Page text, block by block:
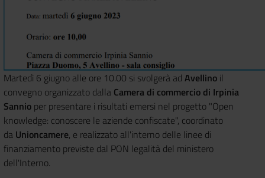
Martedì 6 giugno alle ore 10.00 si svolgerà ad Avellino il
convegno organizzato dalla Camera di commercio di Irpinia
Sannio per presentare i risultati emersi nel progetto "Open
knowledge: conoscere le aziende confiscate", coordinato
da Unioncamere, e realizzato all'interno delle linee di
finanziamento previste dal PON legalità del ministero
dell'Interno.